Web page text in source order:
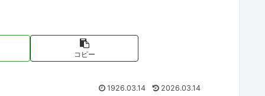
コピー
1926.03.14 2026.03.14